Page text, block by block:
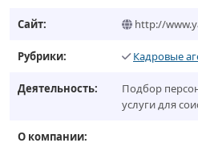
Сайт: http://
Рубрики: Кадровые
Деятельность:
Подбор
услуги для
О компании: